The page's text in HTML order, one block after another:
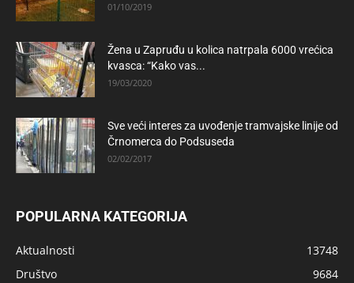
01/10/2019
Žena u Zapruđu u kolica natrpala 6000 vrećica
kvasca: “Kako vas...
19/03/2020
Sve veći interes za uvođenje tramvajske linije od
Črnomerca do Podsuseda
02/02/2017
POPULARNA KATEGORIJA
Aktualnosti
13748
Društvo
9684